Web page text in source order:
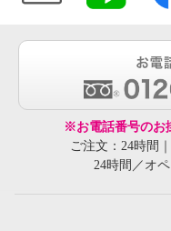
※お電話番号のお
ご注文：24時間
24時間／オ